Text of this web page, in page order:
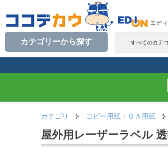
エデ
すべてのカテ
カテゴリーから探す
カテゴリ コピー用紙・ＯＡ用紙
屋外用レーザーラベル